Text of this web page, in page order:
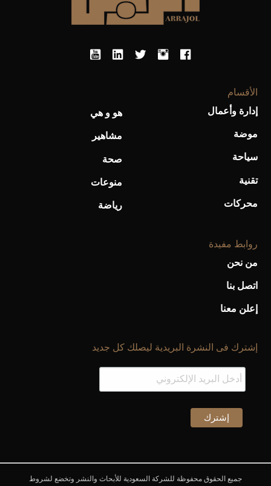
الأقسام
إدارة وأعمال
موضة
سياحة
تقنية
محركات
هو و هي
مشاهير
صحة
منوعات
رياضة
روابط مفيدة
من نحن
اتصل بنا
إعلن معنا
إشترك فى النشرة البريدية ليصلك كل جديد
جميع الحقوق محفوظة للشركة السعودية للأبحاث والنشر وتخضع لشروط